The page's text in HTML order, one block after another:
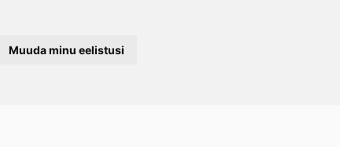
Muuda minu eelistusi